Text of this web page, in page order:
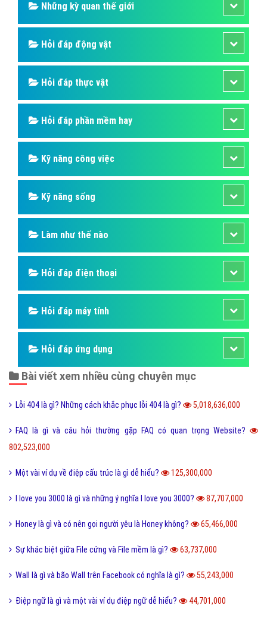
Những kỳ quan thế giới
Hỏi đáp động vật
Hỏi đáp thực vật
Hỏi đáp phần mềm hay
Kỹ năng công việc
Kỹ năng sống
Làm như thế nào
Hỏi đáp điện thoại
Hỏi đáp máy tính
Hỏi đáp ứng dụng
Bài viết xem nhiều cùng chuyên mục
Lỗi 404 là gì? Những cách khắc phục lỗi 404 là gì? 5,018,636,000
FAQ là gì và câu hỏi thường gặp FAQ có quan trọng Website?
802,523,000
Một vài ví dụ về điệp cấu trúc là gì dễ hiểu? 125,300,000
I love you 3000 là gì và những ý nghĩa I love you 3000? 87,707,000
Honey là gì và có nên gọi người yêu là Honey không? 65,466,000
Sự khác biệt giữa File cứng và File mềm là gì? 63,737,000
Wall là gì và bão Wall trên Facebook có nghĩa là gì? 55,243,000
Điệp ngữ là gì và một vài ví dụ điệp ngữ dễ hiểu? 44,701,000